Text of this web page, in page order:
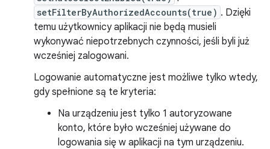
setFilterByAuthorizedAccounts(true) . Dzięki
temu użytkownicy aplikacji nie będą musieli
wykonywać niepotrzebnych czynności, jeśli byli już
wcześniej zalogowani.
Logowanie automatyczne jest możliwe tylko wtedy,
gdy spełnione są te kryteria:
Na urządzeniu jest tylko 1 autoryzowane
konto, które było wcześniej używane do
logowania się w aplikacji na tym urządzeniu.